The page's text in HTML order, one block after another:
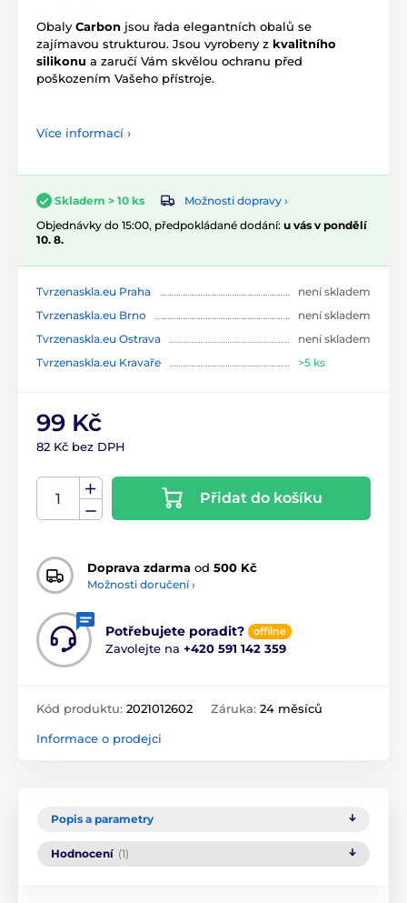
Obaly Carbon jsou řada elegantních obalů se
zajímavou strukturou. Jsou vyrobeny z kvalitního
silikonu a zaručí Vám skvělou ochranu před
poškozením Vašeho přístroje.
Více informací ›
Skladem > 10 ks
Možnosti dopravy ›
Objednávky do 15:00, předpokládané dodání: u vás v pondělí
10. 8.
Tvrzenaskla.eu Praha
není skladem
Tvrzenaskla.eu Brno
není skladem
Tvrzenaskla.eu Ostrava
není skladem
Tvrzenaskla.eu Kravaře
>5 ks
99 Kč
82 Kč bez DPH
Přidat do košíku
Doprava zdarma od 500 Kč
Možnosti doručení ›
Potřebujete poradit? offline
Zavolejte na +420 591 142 359
Kód produktu: 2021012602 Záruka: 24 měsíců
Informace o prodejci
Popis a parametry
Hodnocení (1)